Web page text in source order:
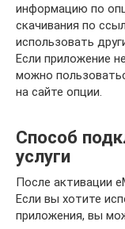
информацию по
скачивания по
использовать
Если приложение
можно
на сайте опции.
Способ
услуги
После активации
Если вы хотите
приложения, вы